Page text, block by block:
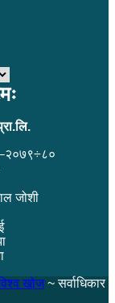
जोशी
खोज~ सर्वाधिकार